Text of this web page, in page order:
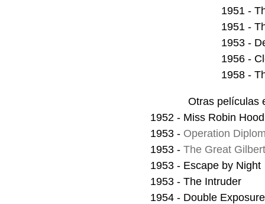
1951 -
1951 -
1953 -
1956 -
1958 -
Otras películas
1952 - Miss Robin Hood
1953 - Operation
1953 - The Great
1953 - Escape by Night
1953 - The Intruder
1954 - Double Exposure